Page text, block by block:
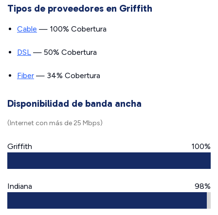
Tipos de proveedores en Griffith
Cable — 100% Cobertura
DSL — 50% Cobertura
Fiber — 34% Cobertura
Disponibilidad de banda ancha
(Internet con más de 25 Mbps)
Griffith 100%
Indiana 98%